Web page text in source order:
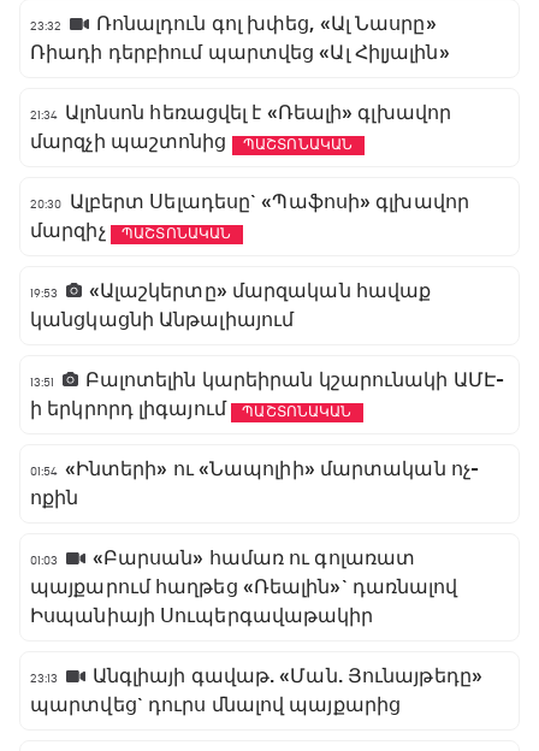
23:32
Ռոնալդուն գոլ խփեց, «Ալ Նասրը»
Ռիադի դերբիում պարտվեց «Ալ Հիլյալին»
21:34 Ալոնսոն հեռացվել է «Ռեալի» գլխավոր
մարզչի պաշտոնից
ՊԱՇՏՈՆԱԿԱՆ
20:30
Ալբերտ Սելադեսը` «Պաֆոսի» գլխավոր
մարզիչ
ՊԱՇՏՈՆԱԿԱՆ
19:53
«Ալաշկերտը» մարզական հավաք
կանցկացնի Անթալիայում
13:51
Բալոտելին կարեիրան կշարունակի ԱՄԷ-
ի երկրորդ լիգայում
ՊԱՇՏՈՆԱԿԱՆ
01:54 «Ինտերի» ու «Նապոլիի» մարտական ոչ-
ոքին
01:03
«Բարսան» համառ ու գոլառատ
պայքարում հաղթեց «Ռեալին»` դառնալով
Իսպանիայի Սուպերգավաթակիր
23:13
Անգլիայի գավաթ. «Ման. Յունայթեդը»
պարտվեց` դուրս մնալով պայքարից